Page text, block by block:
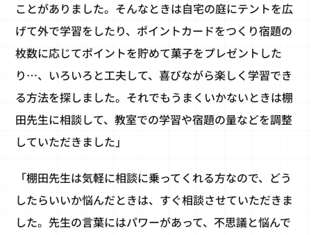
ことがありました。そんなときは自宅の庭にテントを広
げて外で学習をしたり、ポイントカードをつくり宿題の
枚数に応じてポイントを貯めて菓子をプレゼントした
り…、いろいろと工夫して、喜びながら楽しく学習でき
る方法を探しました。それでもうまくいかないときは棚
田先生に相談して、教室での学習や宿題の量などを調整
していただきました」
「棚田先生は気軽に相談に乗ってくれる方なので、どう
したらいいか悩んだときは、すぐ相談させていただきま
した。先生の言葉にはパワーがあって、不思議と悩んで